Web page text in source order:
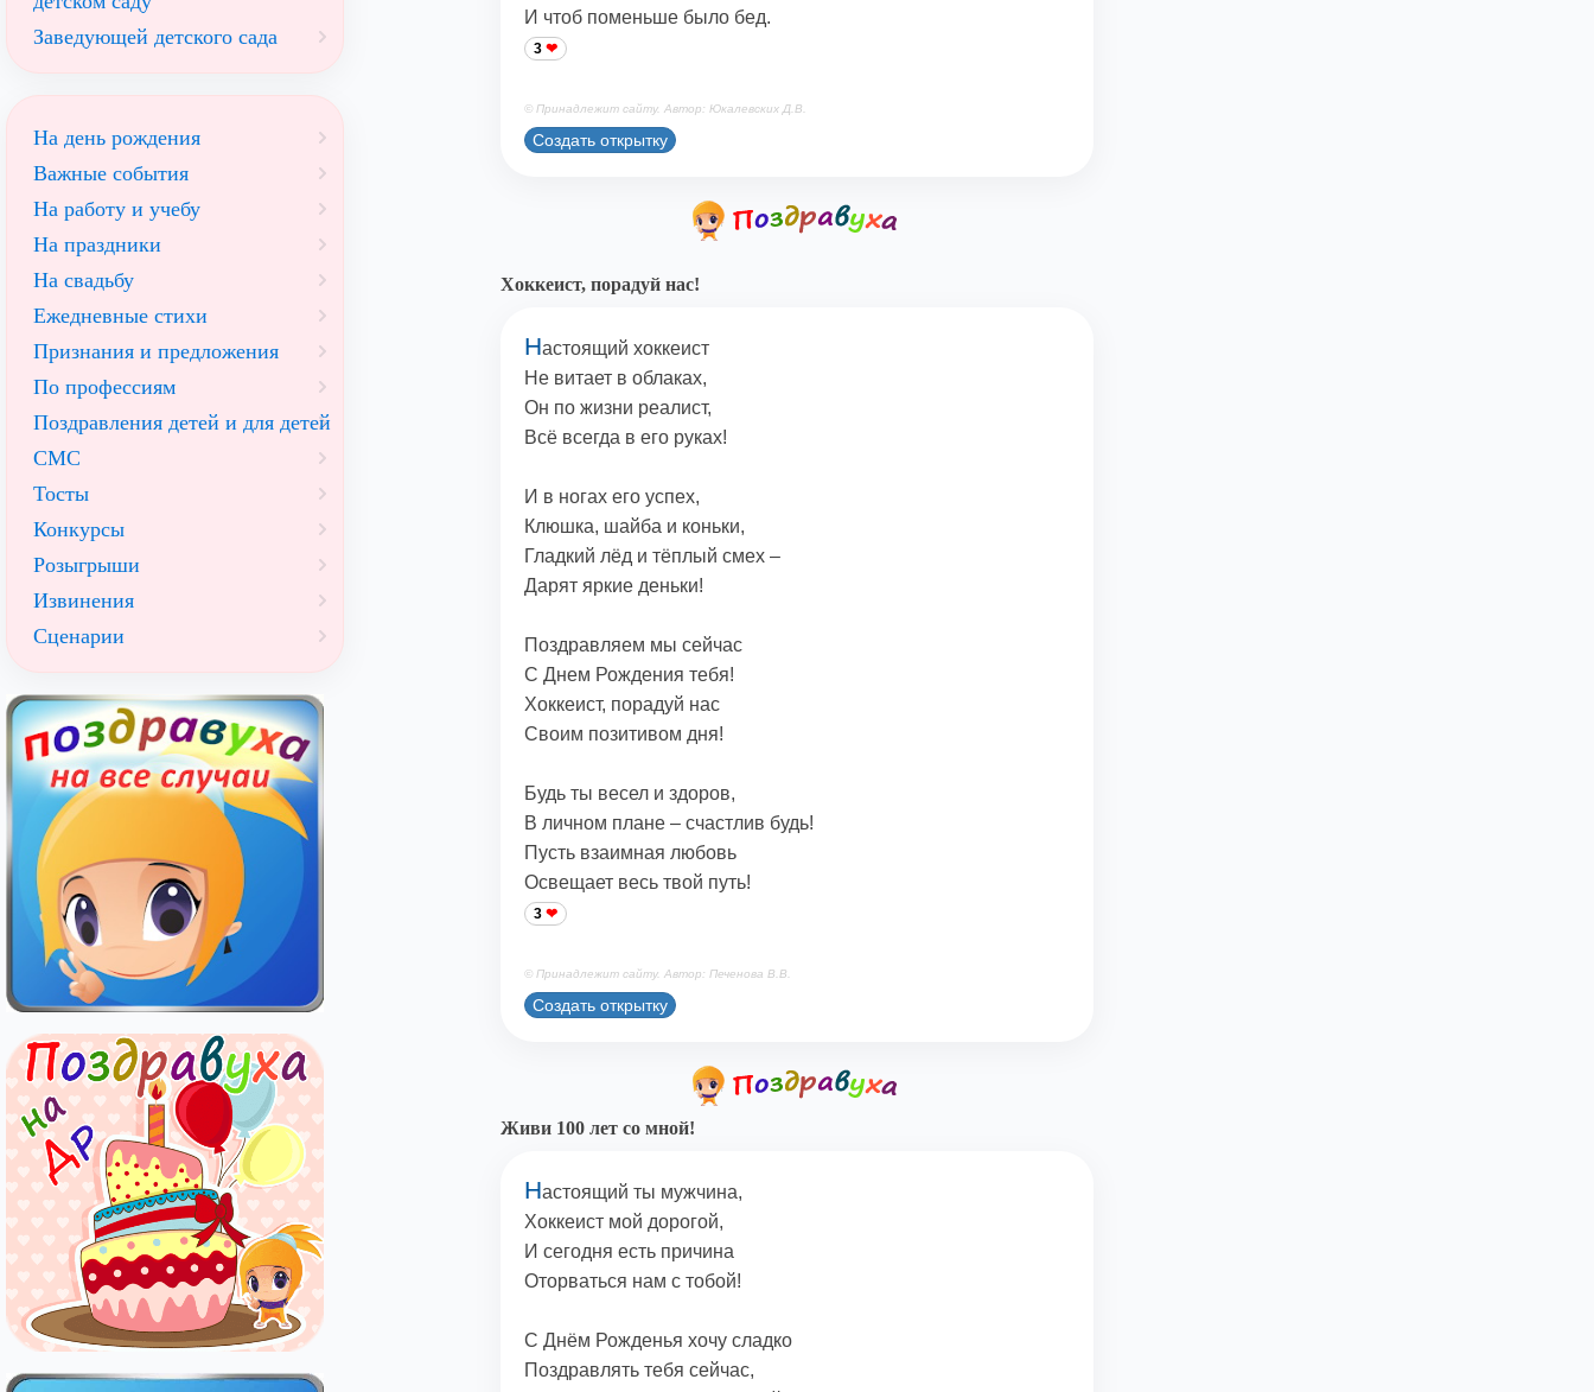
И чтоб поменьше было бед.
3
© Принадлежит сайту. Автор: Юкалевских Д.В.
Создать открытку
Хоккеист, порадуй нас!
Настоящий хоккеист
Не витает в облаках,
Он по жизни реалист,
Всё всегда в его руках!
И в ногах его успех,
Клюшка, шайба и коньки,
Гладкий лёд и тёплый смех –
Дарят яркие деньки!
Поздравляем мы сейчас
С Днем Рождения тебя!
Хоккеист, порадуй нас
Своим позитивом дня!
Будь ты весел и здоров,
В личном плане – счастлив будь!
Пусть взаимная любовь
Освещает весь твой путь!
3
© Принадлежит сайту. Автор: Печенова В.В.
Создать открытку
Живи 100 лет со мной!
Настоящий ты мужчина,
Хоккеист мой дорогой,
И сегодня есть причина
Оторваться нам с тобой!
С Днём Рожденья хочу сладко
Поздравлять тебя сейчас,
Заведующей детского сада
На день рождения
Важные события
На работу и учебу
На праздники
На свадьбу
Ежедневные стихи
Признания и предложения
По профессиям
Поздравления детей и для детей
СМС
Тосты
Конкурсы
Розыгрыши
Извинения
Сценарии